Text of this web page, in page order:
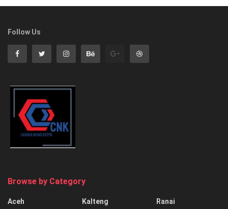
Follow Us
Browse by Category
Aceh
Kalteng
Ranai